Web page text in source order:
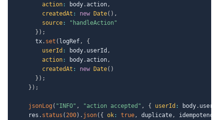
action : body.action,
createdAt : new Date( ) ,
source :
"handleAction"
} ) ;
      tx
. set ( logRef,
{
userId : body. userId ,
action : body.action,
createdAt : new Date( )
} ) ;
} ) ;
jsonLog ( "INFO" , "action accepted" , { userId : body.
    res
. status ( 200) . json( { ok : true, duplicate,